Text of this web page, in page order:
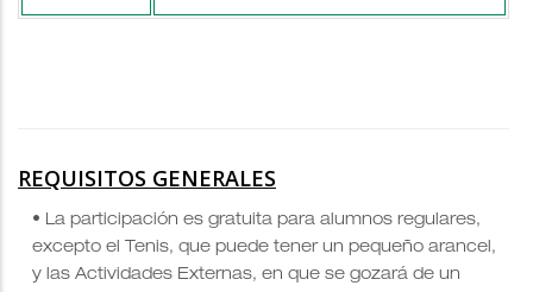
REQUISITOS GENERALES
• La participación es gratuita para alumnos regulares,
excepto el Tenis, que puede tener un pequeño arancel,
y las Actividades Externas, en que se gozará de un